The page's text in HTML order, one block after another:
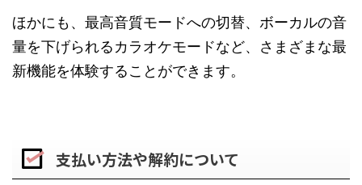
ほかにも、最高音質モードへの切替、ボーカルの音
量を下げられるカラオケモードなど、さまざまな最
新機能を体験することができます。
支払い方法や解約について